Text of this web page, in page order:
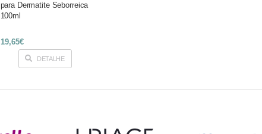
para Dermatite Seborreica
100ml
19,65€
DETALHE